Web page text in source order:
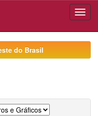
do Brasil